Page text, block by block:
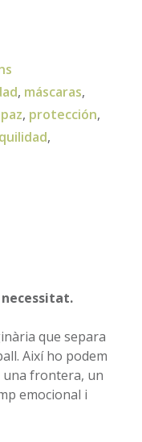
, máscaras,
paz, protección,
,
que separa
Així ho podem
una frontera, un
emocional i